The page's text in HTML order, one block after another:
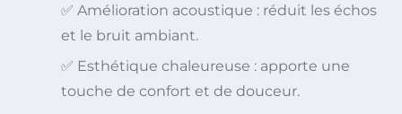
✅ Amélioration acoustique : réduit les échos
et le bruit ambiant.
✅ Esthétique chaleureuse : apporte une
touche de confort et de douceur.